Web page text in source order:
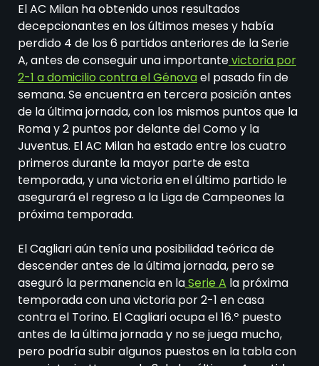
El AC Milan ha obtenido unos resultados
decepcionantes en los últimos meses y había
perdido 4 de los 6 partidos anteriores de la Serie
A, antes de conseguir una importantevictoria por
2-1 a domicilio contra el Génovael pasado fin de
semana. Se encuentra en tercera posición antes
de la última jornada, con los mismos puntos que la
Roma y 2 puntos por delante del Como y la
Juventus. El AC Milan ha estado entre los cuatro
primeros durante la mayor parte de esta
temporada, y una victoria en el último partido le
asegurará el regreso a la Liga de Campeones la
próxima temporada.
El Cagliari aún tenía una posibilidad teórica de
descender antes de la última jornada, pero se
aseguró la permanencia en laSerie A la próxima
temporada con una victoria por 2-1 en casa
contra el Torino. El Cagliari ocupa el 16.º puesto
antes de la última jornada y no se juega mucho,
pero podría subir algunos puestos en la tabla con